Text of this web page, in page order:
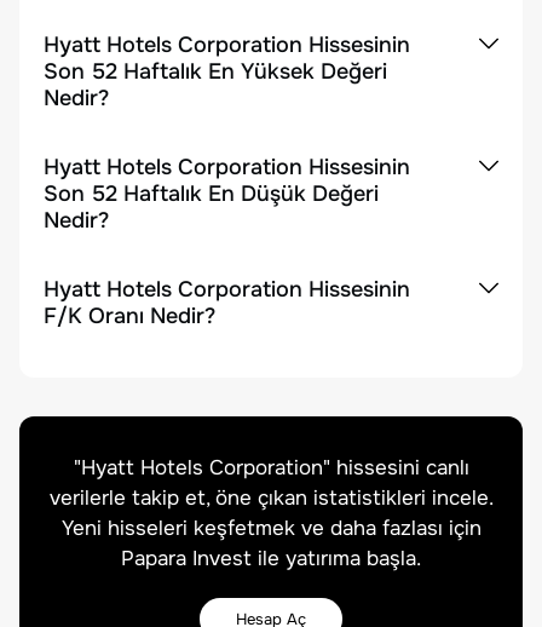
Hyatt Hotels Corporation Hissesinin
Son 52 Haftalık En Yüksek Değeri
Nedir?
Hyatt Hotels Corporation Hissesinin
Son 52 Haftalık En Düşük Değeri
Nedir?
Hyatt Hotels Corporation Hissesinin
F/K Oranı Nedir?
"Hyatt Hotels Corporation" hissesini canlı
verilerle takip et, öne çıkan istatistikleri incele.
Yeni hisseleri keşfetmek ve daha fazlası için
Papara Invest ile yatırıma başla.
Hesap Aç